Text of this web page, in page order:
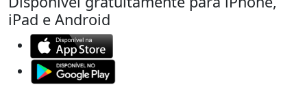
iPad e Android